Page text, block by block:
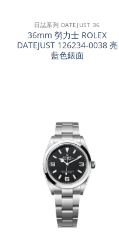
日誌系列 DATEJUST 36
36mm 勞力士 ROLEX
DATEJUST 126234-0038 亮
藍色錶面